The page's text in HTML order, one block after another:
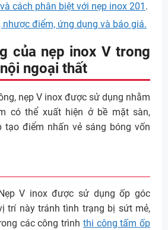
cách phân biệt với nẹp inox 201 .
nhược điểm, ứng dụng và báo giá.
của nẹp inox V trong
ngoại thất
nẹp V inox được sử dụng nhằm
có thể xuất hiện ở bề mặt sàn,
tạo điểm nhấn vẻ sáng bóng vốn
V inox được sử dụng ốp góc
trí này tránh tình trạng bị sứt mẻ,
các công trình thi công tấm ốp